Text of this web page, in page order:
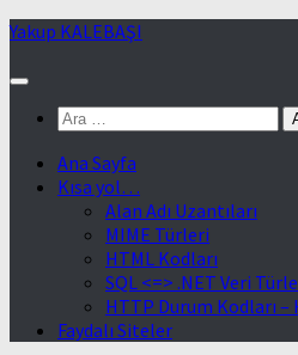
Skip
content
Yakup KALEBAŞI
Arama:
Ana Sayfa
Kısa yol…
Alan Adı Uzantıları
MIME Türleri
HTML Kodları
SQL <=> .NET Veri
HTTP Durum Kodları –
Faydalı Siteler